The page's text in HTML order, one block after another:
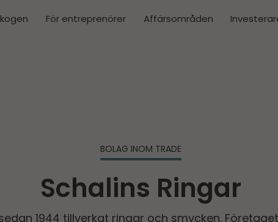
För entreprenörer Affärsområden
BOLAG INOM TRADE
Schalins Ringar
1944 tillverkat ringar och smycken.